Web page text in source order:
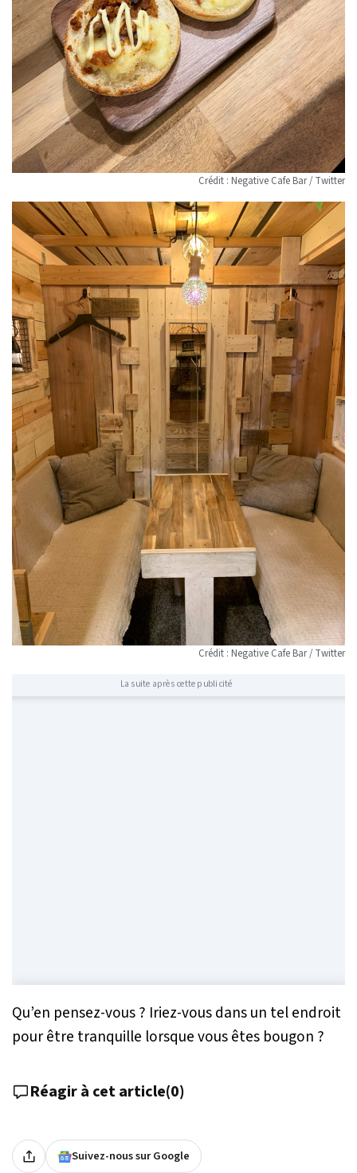
Crédit : Negative Cafe Bar / Twitter
Crédit : Negative Cafe Bar / Twitter
La suite après cette publicité
Qu’en pensez-vous ? Iriez-vous dans un tel endroit
pour être tranquille lorsque vous êtes bougon ?
Réagir à cet article(0)
Suivez-nous sur Google